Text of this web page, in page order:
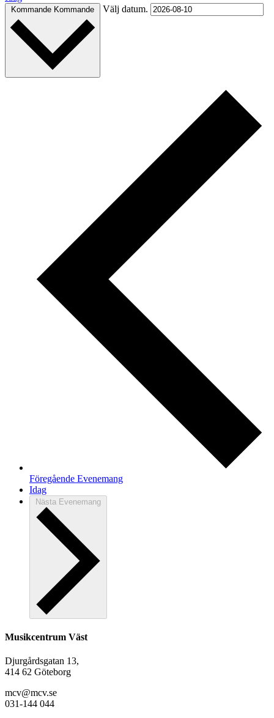
Kommande Kommande Välj datum.
Föregående Evenemang
Idag
Nästa Evenemang
Musikcentrum Väst
Djurgårdsgatan 13,
414 62 Göteborg
mcv@mcv.se
031-144 044